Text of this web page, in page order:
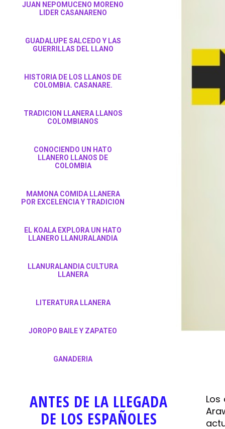
JUAN NEPOMUCENO MORENO
LIDER CASANARENO
GUADALUPE SALCEDO Y LAS
GUERRILLAS DEL LLANO
HISTORIA DE LOS LLANOS DE
COLOMBIA. CASANARE.
TRADICION LLANERA LLANOS
COLOMBIANOS
CONOCIENDO UN HATO
LLANERO LLANOS DE
COLOMBIA
MAMONA COMIDA LLANERA
POR EXCELENCIA Y TRADICION
EL KOALA EXPLORA UN HATO
LLANERO LLANURALANDIA
LLANURALANDIA CULTURA
LLANERA
LITERATURA LLANERA
JOROPO BAILE Y ZAPATEO
GANADERIA
ANTES DE LA LLEGADA
DE LOS ESPAÑOLES